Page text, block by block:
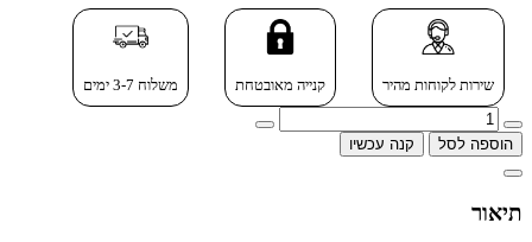
שירות לקוחות מהיר קנייה מאובטחת משלוח 3-7 ימים
הוספה לסל קנה עכשיו
תיאור